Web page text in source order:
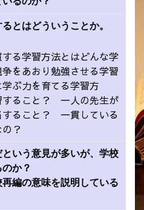
とはどういうことか。
る学習方法とはどんな学
をあおり勉強させる学習
ぶ力を育てる学習方
ること？ 一人の先生が
すること？ 一貫している
？
いう意見が多いが、学校
か？
編の意味を説明している